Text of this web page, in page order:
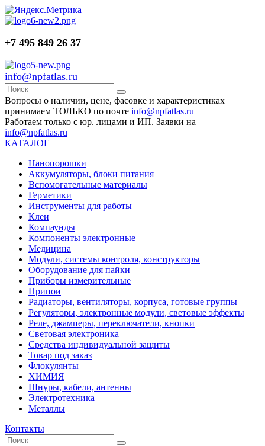
+7 495 849 26 37
info@npfatlas.ru
Вопросы о наличии, цене, фасовке и характеристиках
принимаем ТОЛЬКО по почте info@npfatlas.ru
Работаем только с юр. лицами и ИП. Заявки на
info@npfatlas.ru
КАТАЛОГ
Нанопорошки
Аккумуляторы, блоки питания
Вспомогательные материалы
Герметики
Инструменты для работы
Клеи
Компаунды
Компоненты электронные
Медицина
Модули, системы контроля, конструкторы
Оборудование для пайки
Приборы измерительные
Припои
Радиаторы, вентиляторы, корпуса, готовые группы
Регуляторы, электронные модули, световые эффекты
Реле, джамперы, переключатели, кнопки
Световая электроника
Средства индивидуальной защиты
Товар под заказ
Флокулянты
ХИМИЯ
Шнуры, кабели, антенны
Электротехника
Металлы
Контакты